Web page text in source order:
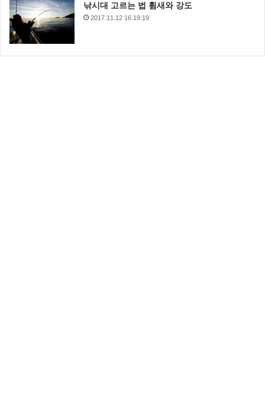
낚시대 고르는 법 휨새와 강도
2017.11.12 16:19:19